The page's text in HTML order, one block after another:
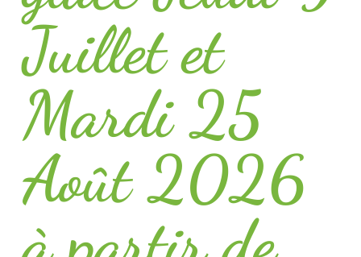
Juillet et
Mardi 25
Août 2026